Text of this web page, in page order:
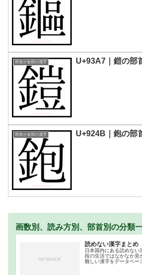
部首が金部の漢字 U+93A7｜鎧の部
部首が金部の漢字 U+924B｜鉋の部
画数別、読み方別、部首別の分類
読めない漢字まとめ
日本国内にある読めない
段の生活ではなかなか見
難しい漢字をデータベー